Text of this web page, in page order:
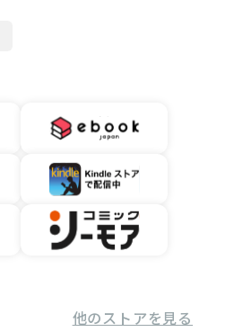
他のストアを見る